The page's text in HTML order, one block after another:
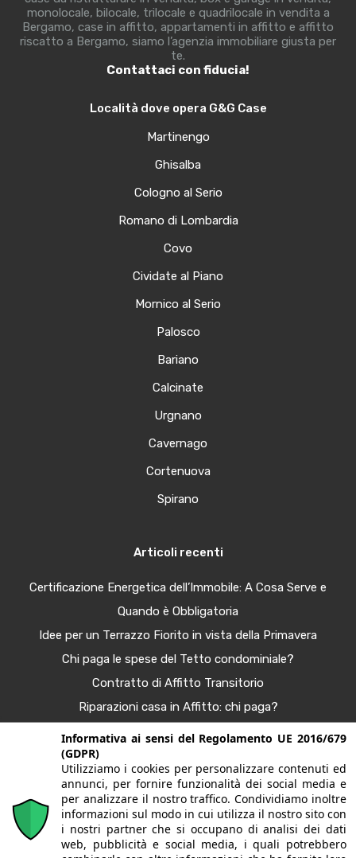
monolocale, bilocale, trilocale e quadrilocale in vendita a
Bergamo, case in affitto, appartamenti in affitto e affitto
riscatto a Bergamo, siamo l’agenzia immobiliare giusta per
te.
Contattaci con fiducia!
Località dove opera G&G Case
Martinengo
Ghisalba
Cologno al Serio
Romano di Lombardia
Covo
Cividate al Piano
Mornico al Serio
Palosco
Bariano
Calcinate
Urgnano
Cavernago
Cortenuova
Spirano
Articoli recenti
Certificazione Energetica dell’Immobile: A Cosa Serve e
Quando è Obbligatoria
Idee per un Terrazzo Fiorito in vista della Primavera
Chi paga le spese del Tetto condominiale?
Contratto di Affitto Transitorio
Riparazioni casa in Affitto: chi paga?
Procura Immobiliare – Guida completa
Tendenze Arredo e Nuance per la Casa Autunno 2025
Bonus Casa al 50%: Agevolazioni in Scadenza
© 2020. Tutti i diritti riservati. G&G case | Largo fratelli
Informativa ai sensi del Regolamento UE 2016/679
(GDPR)
Utilizziamo i cookies per personalizzare contenuti ed
annunci, per fornire funzionalità dei social media e
per analizzare il nostro traffico. Condividiamo inoltre
informazioni sul modo in cui utilizza il nostro sito con
i nostri partner che si occupano di analisi dei dati
web, pubblicità e social media, i quali potrebbero